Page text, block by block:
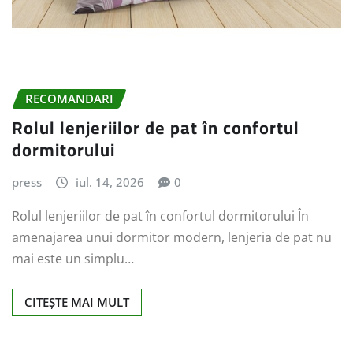
RECOMANDARI
Rolul lenjeriilor de pat în confortul
dormitorului
press iul. 14, 2026 0
Rolul lenjeriilor de pat în confortul dormitorului În
amenajarea unui dormitor modern, lenjeria de pat nu
mai este un simplu…
CITEȘTE MAI MULT